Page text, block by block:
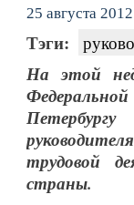
25 августа 2012
Тэги:
На этой
трудовой
страны.